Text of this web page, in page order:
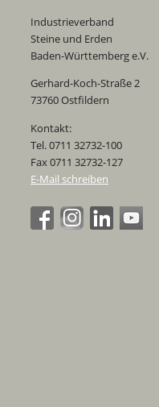
Industrieverband
Steine und Erden
Baden-Württemberg e.V.
Gerhard-Koch-Straße 2
73760 Ostfildern
Kontakt:
Tel. 0711 32732-100
Fax 0711 32732-127
E-Mail schreiben